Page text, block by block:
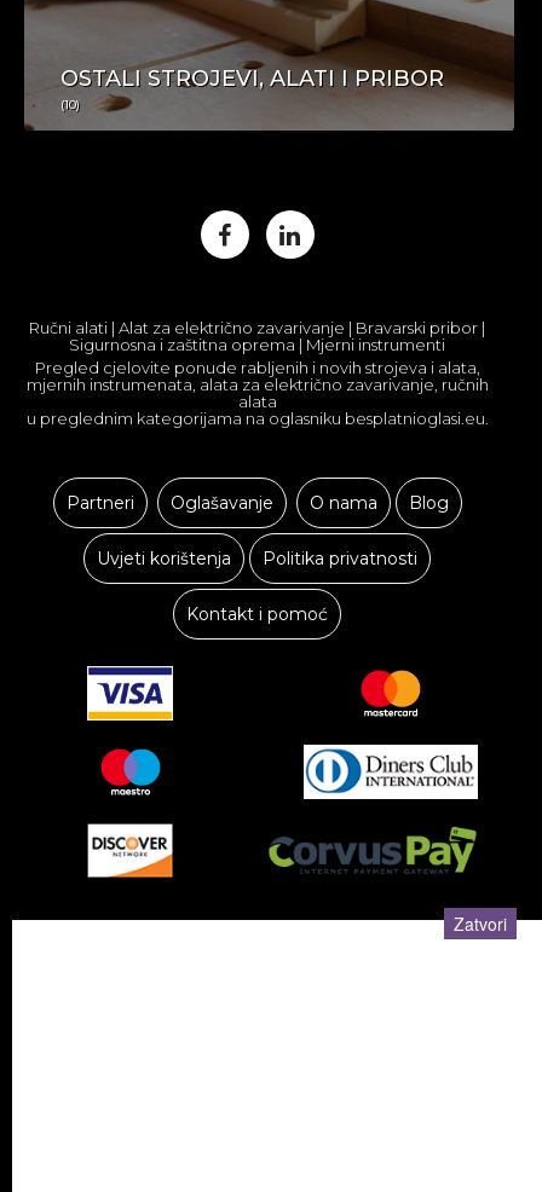
OSTALI STROJEVI, ALATI I PRIBOR
(10)
Zatvori
Ručni alati | Alat za električno zavarivanje | Bravarski pribor |
Sigurnosna i zaštitna oprema | Mjerni instrumenti
Pregled cjelovite ponude rabljenih i novih strojeva i alata,
mjernih instrumenata, alata za električno zavarivanje, ručnih
alata
u preglednim kategorijama na oglasniku besplatnioglasi.eu.
Partneri Oglašavanje O nama Blog
Uvjeti korištenja Politika privatnosti
Kontakt i pomoć